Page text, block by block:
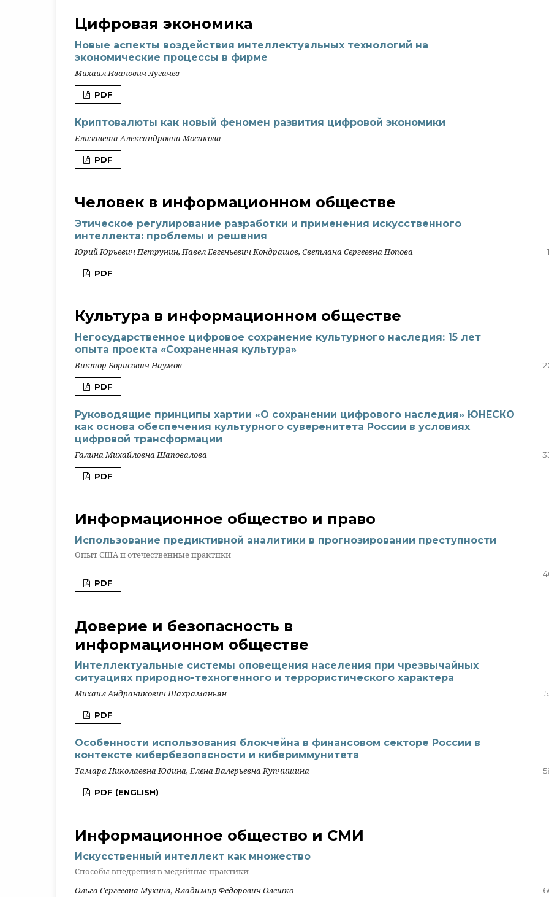
Цифровая экономика
Новые аспекты воздействия интеллектуальных технологий на
экономические процессы в фирме
Михаил Иванович Лугачев
PDF
Криптовалюты как новый феномен развития цифровой экономики
Елизавета Александровна Мосакова
PDF
Человек в информационном обществе
Этическое регулирование разработки и применения искусственного
интеллекта: проблемы и решения
Юрий Юрьевич Петрунин, Павел Евгеньевич Кондрашов, Светлана Сергеевна Попова
PDF
Культура в информационном обществе
Негосударственное цифровое сохранение культурного наследия: 15 лет
опыта проекта «Сохраненная культура»
Виктор Борисович Наумов
PDF
Руководящие принципы хартии «О сохранении цифрового наследия» ЮНЕСКО
как основа обеспечения культурного суверенитета России в условиях
цифровой трансформации
Галина Михайловна Шаповалова
PDF
Информационное общество и право
Использование предиктивной аналитики в прогнозировании преступности
Опыт США и отечественные практики
PDF
Доверие и безопасность в
информационном обществе
Интеллектуальные системы оповещения населения при чрезвычайных
ситуациях природно-техногенного и террористического характера
Михаил Андраникович Шахраманьян
PDF
Особенности использования блокчейна в финансовом секторе России в
контексте кибербезопасности и кибериммунитета
Тамара Николаевна Юдина, Елена Валерьевна Купчишина
PDF (ENGLISH)
Информационное общество и СМИ
Искусственный интеллект как множество
Способы внедрения в медийные практики
Ольга Сергеевна Мухина, Владимир Фёдорович Олешко